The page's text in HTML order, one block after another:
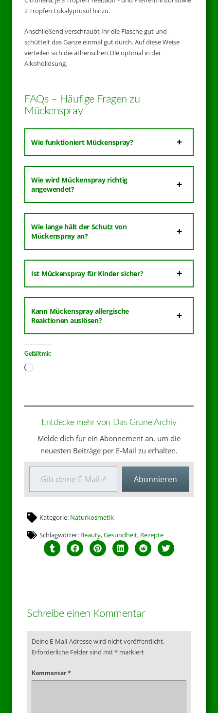
2 Tropfen Eukalyptusöl hinzu.
Anschließend verschraubt Ihr die Flasche gut und
schüttelt das Ganze einmal gut durch. Auf diese Weise
verteilen sich die ätherischen Öle optimal in der
Alkohollösung.
FAQs – Häufige Fragen zu
Mückenspray
Wie funktioniert Mückenspray?
Wie wird Mückenspray richtig
angewendet?
Wie lange hält der Schutz von
Mückenspray an?
Ist Mückenspray für Kinder sicher?
Kann Mückenspray allergische
Reaktionen auslösen?
Gefällt mir:
Entdecke mehr von Das Grüne Archiv
Melde dich für ein Abonnement an, um die
neuesten Beiträge per E-Mail zu erhalten.
Abonnieren
Kategorie: Naturkosmetik
Schlagwörter: Beauty,Gesundheit, Rezepte
Schreibe einen Kommentar
Deine E-Mail-Adresse wird nicht veröffentlicht.
Erforderliche Felder sind mit* markiert
Kommentar*